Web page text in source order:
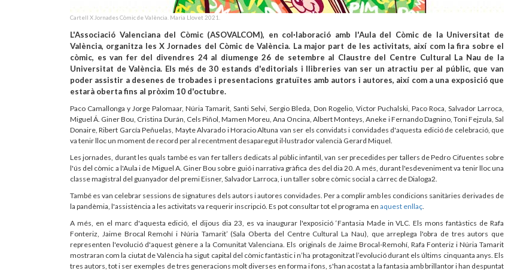
Cartell X Jornades Còmic de València. Maria Llovet 2021.
L'Associació Valenciana del Còmic (ASOVALCOM), en col·laboració amb l'Aula del Còmic de la Universitat de
València, organitza les X Jornades del Còmic de València. La major part de les activitats, així com la fira sobre el
còmic, es van fer del divendres 24 al diumenge 26 de setembre al Claustre del Centre Cultural La Nau de la
Universitat de València. Els més de 30 estands d'editorials i llibreries van ser un atractiu per al públic, que van
poder assistir a desenes de trobades i presentacions gratuïtes amb autors i autores, així com a una exposició que
estarà oberta fins al pròxim 10 d'octubre.
Paco Camallonga y Jorge Palomaar, Núria Tamarit, Santi Selvi, Sergio Bleda, Don Rogelio, Victor Puchalski, Paco Roca, Salvador Larroca,
Miguel Á. Giner Bou, Cristina Durán, Cels Piñol, Mamen Moreu, Ana Oncina, Albert Monteys, Aneke i Fernando Dagnino, Toni Fejzula, Sal
Donaire, Ribert García Peñuelas, Mayte Alvarado i Horacio Altuna van ser els convidats i convidades d'aquesta edició de celebració, que
va tenir lloc un moment de record per al recentment desaparegut il·lustrador valencià Gerard Miquel.
Les jornades, durant les quals també es van fer tallers dedicats al públic infantil, van ser precedides per tallers de Pedro Cifuentes sobre
l'ús del còmic a l'Aula i de Miguel A. Giner Bou sobre guió i narrativa gràfica des del dia 20. A més, durant l'esdeveniment va tenir lloc una
classe magistral del guanyador del premi Eisner, Salvador Larroca, i un taller sobre còmic social a càrrec de Dialoga2.
També es van celebrar sessions de signatures dels autors i autores convidades. Per a complir amb les condicions sanitàries derivades de
la pandèmia, l'assistència a les activitats va requerir inscripció. Es pot consultar tot el programa en aquest enllaç
A més, en el marc d'aquesta edició, el dijous dia 23, es va inaugurar l'exposició ‘Fantasia Made in VLC. Els mons fantàstics de Rafa
Fonteriz, Jaime Brocal Remohí i Núria Tamarit’ (Sala Oberta del Centre Cultural La Nau), que arreplega l'obra de tres autors que
representen l'evolució d'aquest gènere a la Comunitat Valenciana. Els originals de Jaime Brocal-Remohí, Rafa Fonteriz i Núria Tamarit
mostraran com la ciutat de València ha sigut capital del còmic fantàstic i n’ha protagonitzat l’evolució durant els últims cinquanta anys. Els
tres autors, tot i ser exemples de tres generacions molt diverses en forma i fons, s'han acostat a la fantasia amb brillantor i han despuntat